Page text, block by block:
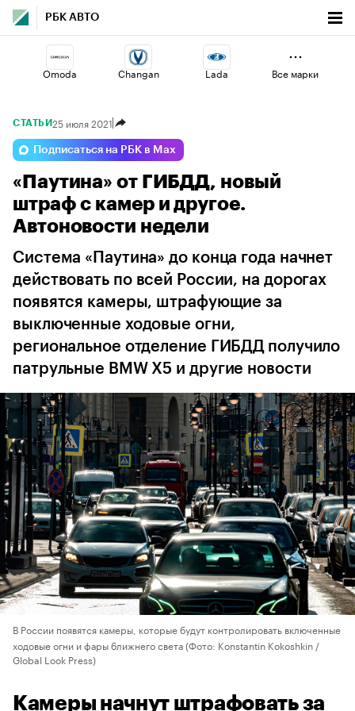
РБК АВТО
Omoda Changan Lada
Esteo Geely
Voyah Haval Volga
Все марки
СТАТЬИ25 июля 2021
Подписаться на РБК в Max
«Паутина» от ГИБДД, новый
штраф с камер и другое.
Автоновости недели
Система «Паутина» до конца года начнет
действовать по всей России, на дорогах
появятся камеры, штрафующие за
выключенные ходовые огни,
региональное отделение ГИБДД получило
патрульные BMW X5 и другие новости
В России появятся камеры, которые будут контролировать включенные
ходовые огни и фары ближнего света(Фото: Konstantin Kokoshkin /
Global Look Press)
Камеры начнут штрафовать за